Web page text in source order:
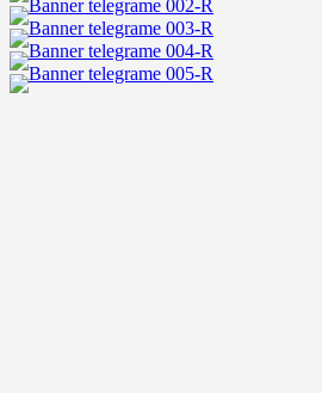
เกิน
ต้าน
จน